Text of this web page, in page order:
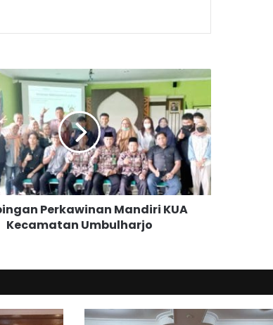
Perkawinan Mandiri KUA
Kecamatan Umbulharjo